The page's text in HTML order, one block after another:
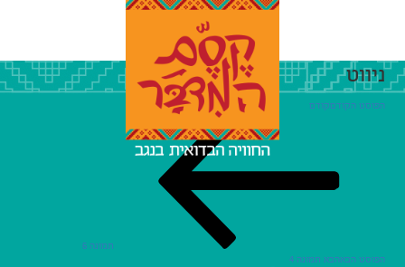
ניווט
הפוסט הקודםקודם
תמונה 6
הפוסט הבאהבא תמונה 4